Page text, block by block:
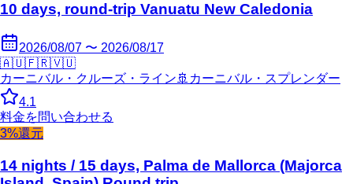
10 days, round-trip Vanuatu New Caledonia
2026/08/07 〜 2026/08/17
🇦🇺🇫🇷🇻🇺
カーニバル・クルーズ・ライン 🚢 カーニバル・スプレンダー
4.1
料金を問い合わせる
3%還元
14 nights / 15 days, Palma de Mallorca (Majorca